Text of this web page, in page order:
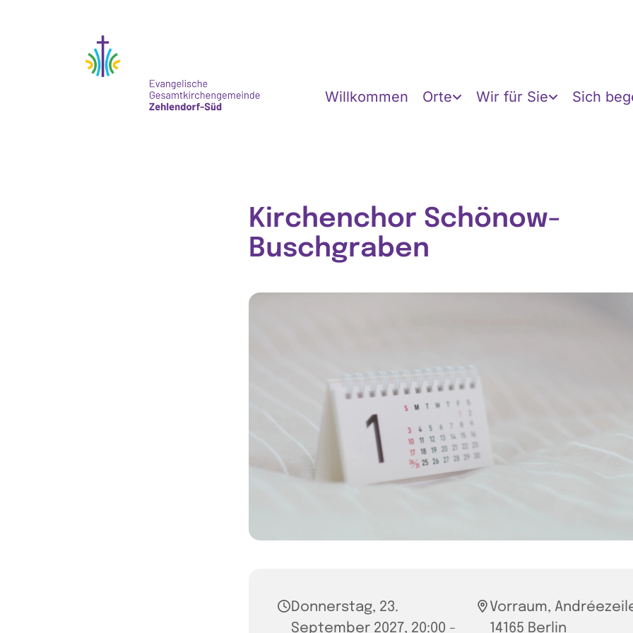
Willkommen Orte Wir für Sie Sich
Kirchenchor Schönow-
Buschgraben
Donnerstag, 23.
September 2027, 20:00 -
Vorraum,
14165 Berlin